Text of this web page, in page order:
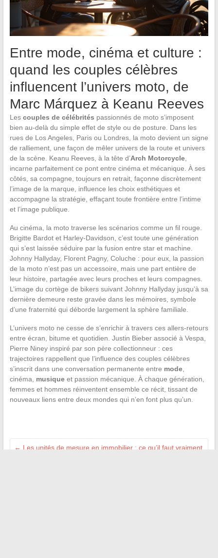
Entre mode, cinéma et culture :
quand les couples célèbres
influencent l’univers moto, de
Marc Márquez à Keanu Reeves
Les couples de célébrités passionnés de moto s’imposent
bien au-delà du simple effet de style ou de posture. Dans les
rues de Los Angeles, Paris ou Londres, la moto devient un signe
de ralliement, une façon de mêler univers de la route et univers
de la scène. Keanu Reeves, à la tête d’Arch Motorcycle,
incarne parfaitement ce pont entre cinéma et mécanique. À ses
côtés, sa compagne, toujours en retrait, façonne discrètement
l’image de la marque, influence les choix esthétiques et
accompagne la stratégie, effaçant toute frontière entre l’intime
et l’image publique.
Au cinéma, la moto traverse les scénarios comme un fil rouge.
Brigitte Bardot et Harley-Davidson, c’est toute une génération
qui s’est laissée séduire par la fusion entre star et machine.
Johnny Hallyday, Florent Pagny, Coluche : pour eux, la passion
de la moto n’est pas un accessoire, mais une part entière de
leur histoire, partagée avec leurs proches et leurs compagnes.
L’image du cortège de bikers suivant Johnny Hallyday jusqu’à sa
dernière demeure reste gravée dans les mémoires, symbole
d’une fraternité qui déborde largement la sphère familiale.
L’univers moto ne cesse de s’enrichir à travers ces allers-retours
entre écran, bitume et quotidien. Justin Bieber associé à Vespa,
Pierre Niney inspiré par son père collectionneur : ces
trajectoires rappellent que l’influence des couples célèbres
s’inscrit dans une conversation permanente entre mode,
cinéma, musiqueet passion mécanique. À chaque génération,
femmes et hommes réinventent ensemble ce récit, tissant de
nouveaux liens entre deux mondes qui n’en font plus qu’un.
← Les unités de mesure en immobilier : ce qu’il faut vraiment